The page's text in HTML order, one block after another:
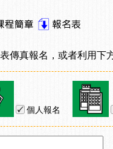
傳真報名，或者利用下
個人報名